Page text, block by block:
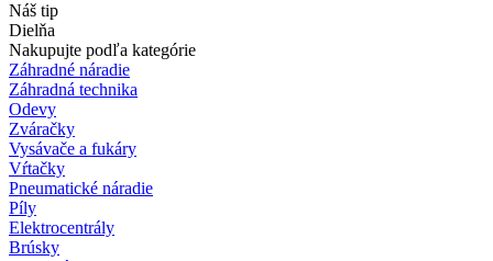
Náš tip
Dielňa
Nakupujte podľa kategórie
Záhradné náradie
Záhradná technika
Odevy
Zváračky
Vysávače a fukáry
Vŕtačky
Pneumatické náradie
Píly
Elektrocentrály
Brúsky